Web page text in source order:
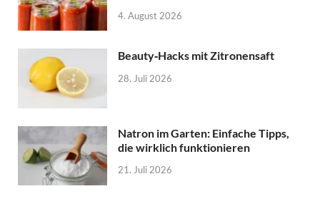
4. August 2026
Beauty‑Hacks mit Zitronensaft
28. Juli 2026
Natron im Garten: Einfache Tipps,
die wirklich funktionieren
21. Juli 2026